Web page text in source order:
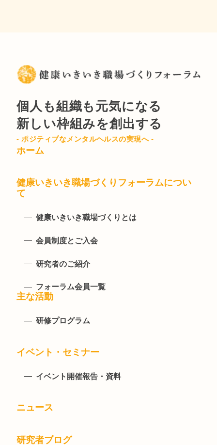
個人も組織も元気になる
新しい枠組みを創出する
- ポジティブなメンタルヘルスの実現へ -
ホーム
健康いきいき職場づくりフォーラムについ
て
健康いきいき職場づくりとは
会員制度とご入会
研究者のご紹介
フォーラム会員一覧
主な活動
研修プログラム
イベント・セミナー
イベント開催報告・資料
ニュース
研究者ブログ